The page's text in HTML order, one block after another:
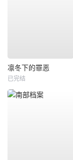
凛冬下的罪恶
已完结